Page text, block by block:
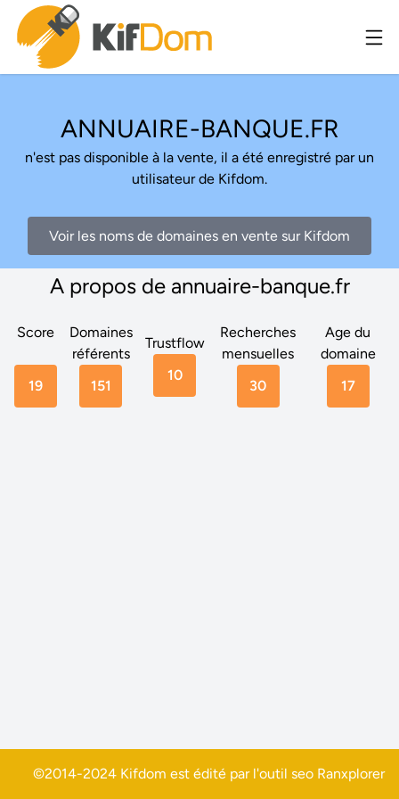
ANNUAIRE-BANQUE.FR
n'est pas disponible à la vente, il a été enregistré par un
utilisateur de Kifdom.
Voir les noms de domaines en vente sur Kifdom
A propos de annuaire-banque.fr
Score
19
Domaines
référents
151
Trustflow
10
Recherches
mensuelles
30
Age du
domaine
17
©2014-2024 Kifdom est édité par l'outil seo Ranxplorer